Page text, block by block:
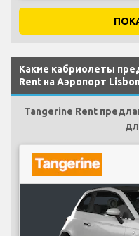
Какие кабриолеты
Rent на Аэропорт
Tangerine Rent